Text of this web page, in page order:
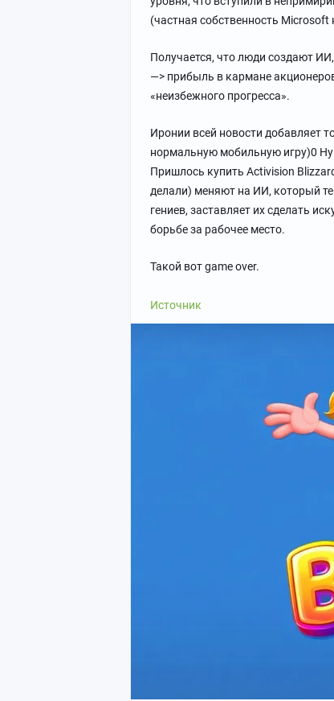
(частная собственность Microsoft
Получается, что люди создают
—> прибыль в кармане
«неизбежного прогресса».
Иронии всей новости добавляет
нормальную мобильную игру)0 Ну
Пришлось купить Activision
делали) меняют на ИИ, который
гениев, заставляет их сделать
борьбе за рабочее место.
Такой вот game over.
Источник